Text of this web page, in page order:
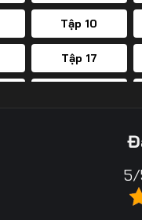
Tập 10
Tập 17
5/